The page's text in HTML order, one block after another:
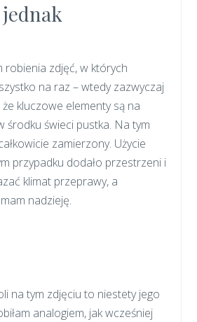
robienia zdjęć, w których
na raz – wtedy zazwyczaj
kluczowe elementy są na
środku świeci pustka. Na tym
zamierzony. Użycie
przypadku dodało przestrzeni i
klimat przeprawy, a
nadzieję.
na tym zdjęciu to niestety jego
analogiem, jak wcześniej